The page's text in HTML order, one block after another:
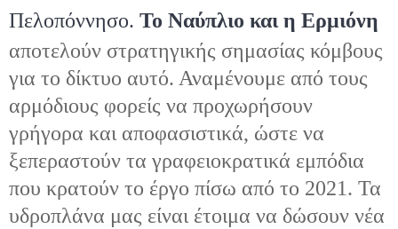
Πελοπόννησο. Το Ναύπλιο και η Ερμιόνη
αποτελούν στρατηγικής σημασίας κόμβους
για το δίκτυο αυτό. Αναμένουμε από τους
αρμόδιους φορείς να προχωρήσουν
γρήγορα και αποφασιστικά, ώστε να
ξεπεραστούν τα γραφειοκρατικά εμπόδια
που κρατούν το έργο πίσω από το 2021. Τα
υδροπλάνα μας είναι έτοιμα να δώσουν νέα